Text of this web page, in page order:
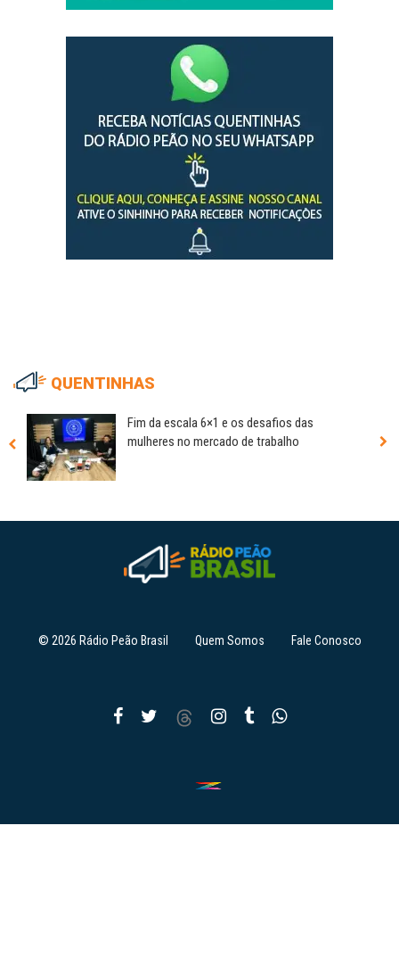
QUENTINHAS
Fim da escala 6×1 e os desafios das
mulheres no mercado de trabalho
© 2026 Rádio Peão Brasil Quem Somos Fale Conosco